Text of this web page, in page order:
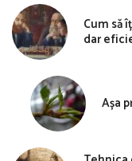
Cum să
dar
Așa